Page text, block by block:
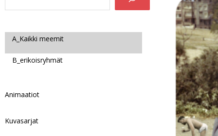
A_Kaikki meemit
B_erikoisryhmät
Animaatiot
Kuvasarjat